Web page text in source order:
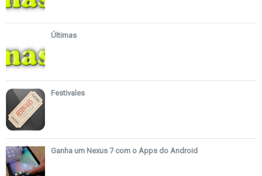
Últimas
Festivales
Ganha um Nexus 7 com o Apps do Android